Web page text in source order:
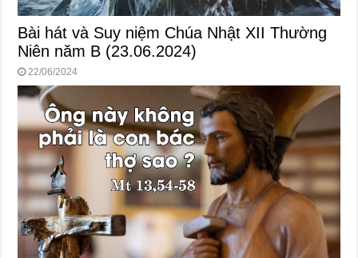
Bài hát và Suy niệm Chúa Nhật XII Thường
Niên năm B (23.06.2024)
22/06/2024